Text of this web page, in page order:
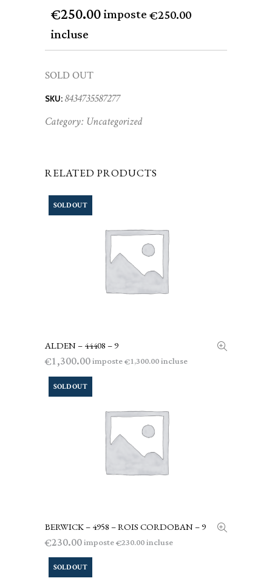
€250.00imposte€250.00
incluse
SOLD OUT
SKU: 8434735587277
Category: Uncategorized
RELATED PRODUCTS
SOLD OUT
LEGGI TUTTO
ALDEN – 44408 – 9
€1,300.00imposte€1,300.00incluse
SOLD OUT
LEGGI TUTTO
BERWICK – 4958 – ROIS CORDOBAN – 9
€230.00imposte€230.00incluse
SOLD OUT